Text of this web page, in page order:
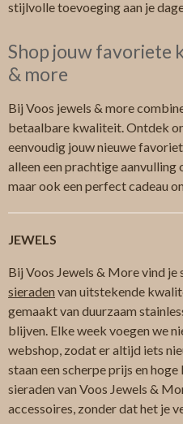
stijlvolle toevoeging aan je
Shop jouw favoriete
& more
Bij Voos jewels & more
betaalbare kwaliteit. Ontdek
eenvoudig jouw nieuwe
alleen een prachtige aanvulling
maar ook een perfect cadeau
JEWELS
Bij Voos Jewels & More vind
sieraden van uitstekende
gemaakt van duurzaam
blijven. Elke week voegen we
webshop, zodat er altijd iets
staan een scherpe prijs en
sieraden van Voos Jewels &
accessoires, zonder dat het je